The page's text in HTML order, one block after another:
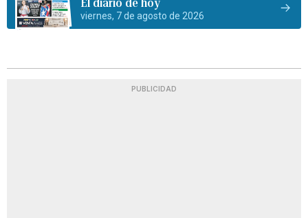
viernes, 7 de agosto de 2026
PUBLICIDAD